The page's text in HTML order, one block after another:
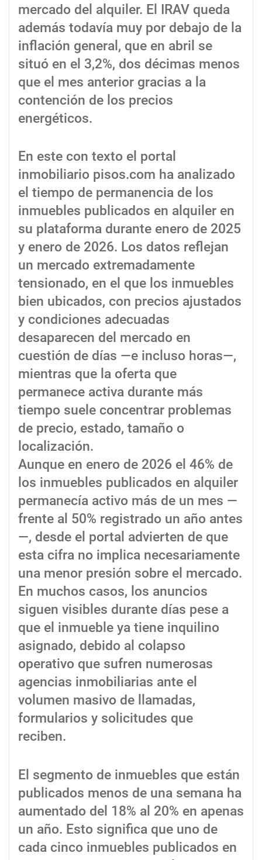
mercado del alquiler. El IRAV queda
además todavía muy por debajo de la
inflación general, que en abril se
situó en el 3,2%, dos décimas menos
que el mes anterior gracias a la
contención de los precios
energéticos.
En este con texto el portal
inmobiliario pisos.com ha analizado
el tiempo de permanencia de los
inmuebles publicados en alquiler en
su plataforma durante enero de 2025
y enero de 2026. Los datos reflejan
un mercado extremadamente
tensionado, en el que los inmuebles
bien ubicados, con precios ajustados
y condiciones adecuadas
desaparecen del mercado en
cuestión de días —e incluso horas—,
mientras que la oferta que
permanece activa durante más
tiempo suele concentrar problemas
de precio, estado, tamaño o
localización.
Aunque en enero de 2026 el 46% de
los inmuebles publicados en alquiler
permanecía activo más de un mes —
frente al 50% registrado un año antes
—, desde el portal advierten de que
esta cifra no implica necesariamente
una menor presión sobre el mercado.
En muchos casos, los anuncios
siguen visibles durante días pese a
que el inmueble ya tiene inquilino
asignado, debido al colapso
operativo que sufren numerosas
agencias inmobiliarias ante el
volumen masivo de llamadas,
formularios y solicitudes que
reciben.
El segmento de inmuebles que están
publicados menos de una semana ha
aumentado del 18% al 20% en apenas
un año. Esto significa que uno de
cada cinco inmuebles publicados en